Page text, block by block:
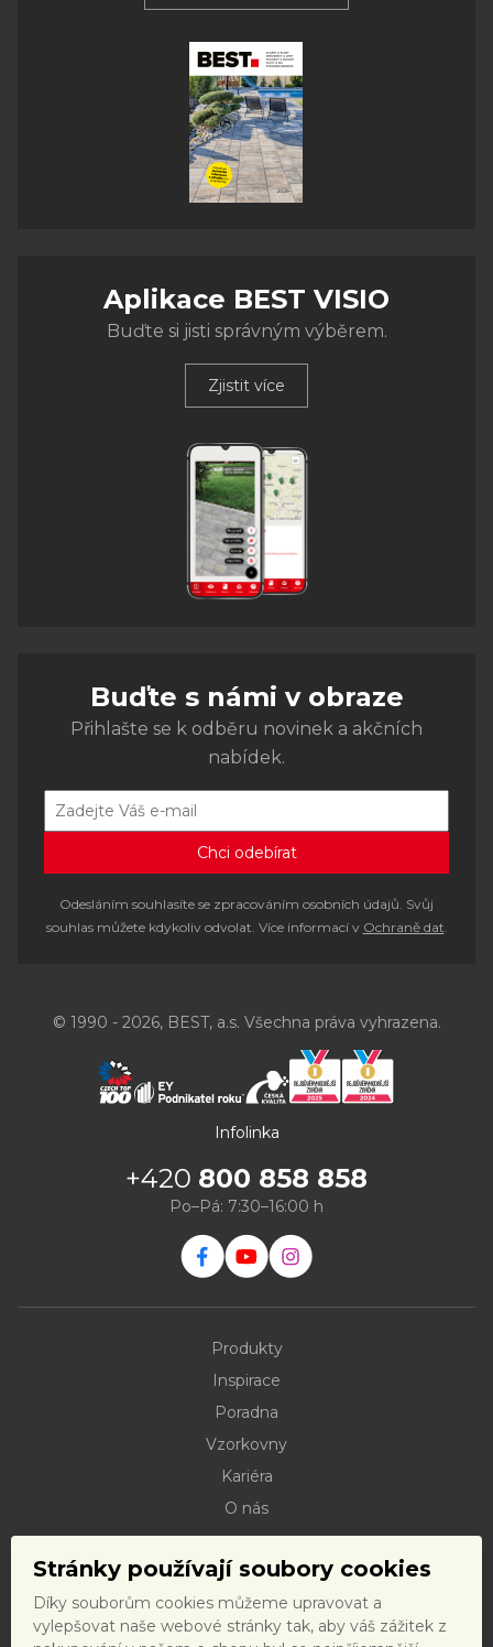
Stránky používají soubory cookies
Díky souborům cookies můžeme upravovat a
vylepšovat naše webové stránky tak, aby váš zážitek z
Aplikace BEST VISIO
Buďte si jisti správným výběrem.
Zjistit více
Buďte s námi v obraze
Přihlašte se k odběru novinek a akčních
nabídek.
Odesláním souhlasíte se zpracováním osobních údajů. Svůj
souhlas můžete kdykoliv odvolat. Více informací v Ochraně dat.
© 1990 - 2026, BEST, a.s. Všechna práva vyhrazena.
Infolinka
+420 800 858 858
Po–Pá: 7:30–16:00 h
Produkty
Inspirace
Poradna
Vzorkovny
Kariéra
O nás
Dokumenty ke stažení
Doprava